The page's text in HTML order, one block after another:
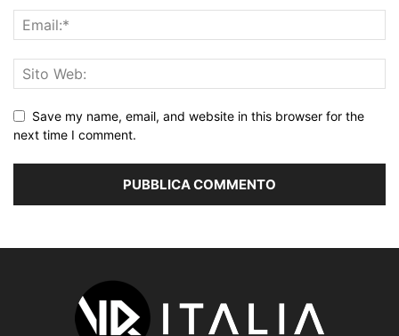
Save my name, email, and website in this browser for the
next time I comment.